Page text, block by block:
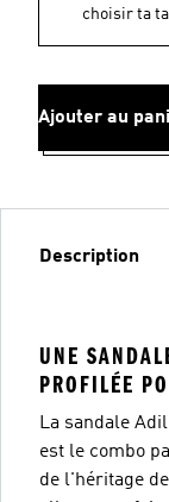
choisir ta
Ajouter au
Description
UNE
PROFILÉE
La sandale
est le combo
de l'héritage